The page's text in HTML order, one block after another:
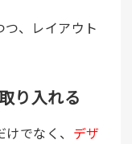
、レイアウト
り入れる
でなく、 デザ